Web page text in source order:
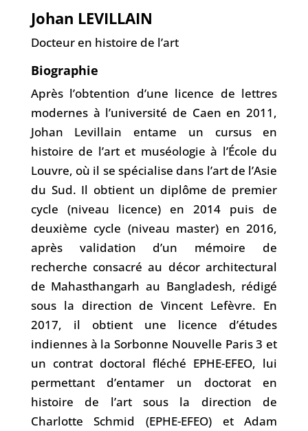
Johan LEVILLAIN
Docteur en histoire de l’art
Biographie
Après l’obtention d’une licence de lettres
modernes à l’université de Caen en 2011,
Johan Levillain entame un cursus en
histoire de l’art et muséologie à l’École du
Louvre, où il se spécialise dans l’art de l’Asie
du Sud. Il obtient un diplôme de premier
cycle (niveau licence) en 2014 puis de
deuxième cycle (niveau master) en 2016,
après validation d’un mémoire de
recherche consacré au décor architectural
de Mahasthangarh au Bangladesh, rédigé
sous la direction de Vincent Lefèvre. En
2017, il obtient une licence d’études
indiennes à la Sorbonne Nouvelle Paris 3 et
un contrat doctoral fléché EPHE-EFEO, lui
permettant d’entamer un doctorat en
histoire de l’art sous la direction de
Charlotte Schmid (EPHE-EFEO) et Adam